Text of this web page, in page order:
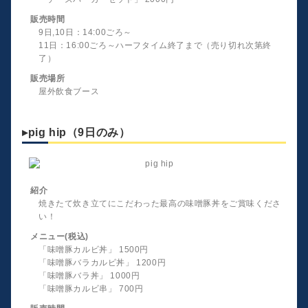
販売時間
9日,10日：14:00ごろ～
11日：16:00ごろ～ハーフタイム終了まで（売り切れ次第終
了）
販売場所
屋外飲食ブース
▸pig hip（9日のみ）
紹介
焼きたて炊き立てにこだわった最高の味噌豚丼をご賞味くださ
い！
メニュー(税込)
「味噌豚カルビ丼」 1500円
「味噌豚バラカルビ丼」 1200円
「味噌豚バラ丼」 1000円
「味噌豚カルビ串」 700円